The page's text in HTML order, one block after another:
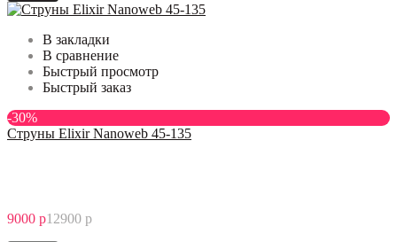
В закладки
В сравнение
Быстрый просмотр
Быстрый заказ
-30%
Струны Elixir Nanoweb 45-135
9000 р12900 р